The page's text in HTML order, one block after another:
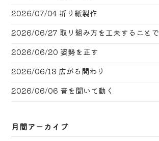
2026/07/04 折り紙製作
2026/06/27 取り組み方を工夫することで
2026/06/20 姿勢を正す
2026/06/13 広がる関わり
2026/06/06 音を聞いて動く
月間アーカイブ